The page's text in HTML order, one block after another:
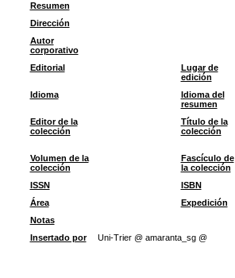
Resumen
Dirección
Autor
corporativo
Editorial
Lugar de
edición
Idioma
Idioma del
resumen
Editor de la
colección
Título de la
colección
Volumen de la
colección
Fascículo de
la colección
ISSN
ISBN
Área
Expedición
Notas
Insertado por
Uni-Trier @ amaranta_sg @